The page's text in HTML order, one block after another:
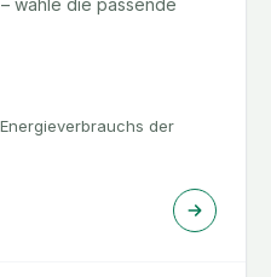
wähle die passende
der